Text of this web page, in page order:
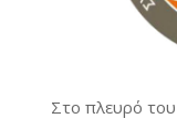
Στο πλευρό